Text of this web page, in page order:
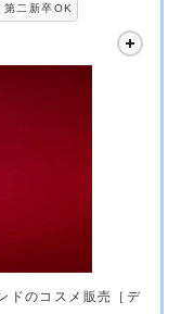
第二新卒OK
ドのコスメ販売［デ